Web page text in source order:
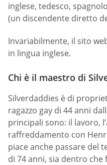
inglese, tedesco,
(un discendente diretto
Invariabilmente, il sito
in lingua inglese.
Chi è il maestro di
Silverdaddies è di
ragazzo gay di 44 anni
principali sono: il lavoro,
raffreddamento con
piace anche passare del
di 74 anni, sia dentro